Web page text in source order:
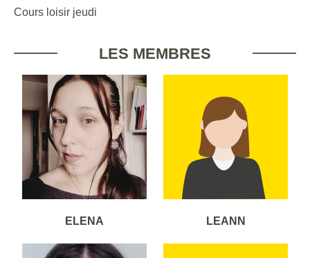
Cours loisir jeudi
LES MEMBRES
ELENA LEANN